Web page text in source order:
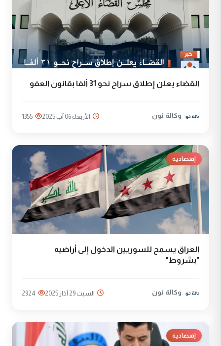
القضاء يعلن إطلاق سراح نحو 31 ألفا بقانون العفو
وكالة نون الأربعاء 06 آب 2025 1355
إقتصادية
العراق يسمح للسوريين الدخول إلى أراضيه
"بشروط"
وكالة نون السبت 29 آذار 2025 2924
إقتصادية